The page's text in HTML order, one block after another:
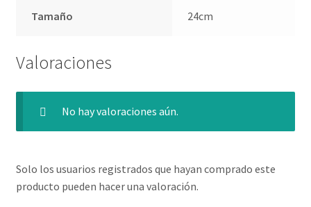
Tamaño 24cm
Valoraciones
No hay valoraciones aún.
Solo los usuarios registrados que hayan comprado este
producto pueden hacer una valoración.